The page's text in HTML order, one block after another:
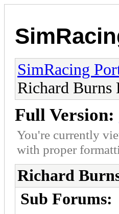
SimRacing
Richard Burns
Full Version:
You're currently
with proper
Richard
Sub Forums: